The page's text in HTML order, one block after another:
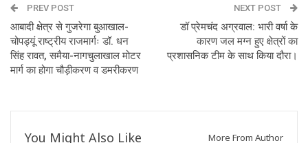
PREV POST
आबादी क्षेत्र से गुजरेगा बुआखाल-
चोपड्यूं राष्ट्रीय राजमार्गः डॉ. धन
सिंह रावत, समैया-नागचुलाखाल मोटर
मार्ग का होगा चौड़ीकरण व डमरीकरण
NEXT POST
डॉ प्रेमचंद अग्रवाल: भारी वर्षा के
कारण जल मग्न हुए क्षेत्रों का
प्रशासनिक टीम के साथ किया दौरा।
You Might Also Like More From Author